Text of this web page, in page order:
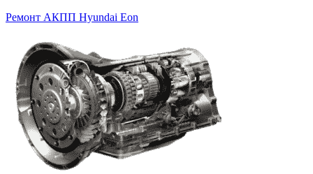
Ремонт АКПП Hyundai Eon